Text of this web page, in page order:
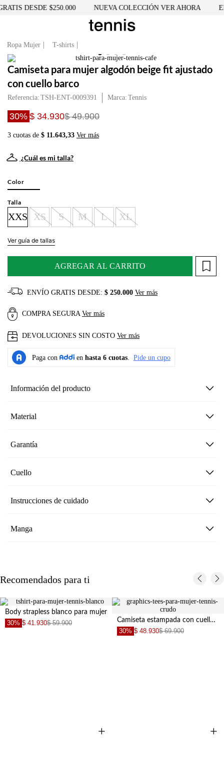
DESDE $250.000 NUEVA COLECCIÓN VER AHORA
Ropa Mujer T-shirts
Camiseta para mujer algodón beige fit ajustado
con cuello barco
Referencia: TSH-ENT-0009391 Tennis
30% $ 34.930$ 49.900
3 cuotas de $ 11.643,33 Ver más
¿Cuál es mi talla?
Color
Talla
XXS XS S M L XL
Ver guía de tallas
AGREGAR AL CARRITO
ENVÍO GRATIS DESDE: $ 250.000 Ver más
COMPRA SEGURA Ver más
DEVOLUCIONES SIN COSTO Ver más
Información del producto
Material
Garantía
Cuello
Instrucciones de cuidado
Manga
Recomendados para ti
+
Body strapless blanco para mujer
30% $ 41.930$ 59.900
+
Camiseta estampada con cuello marcado para mujer
30% $ 48.930$ 69.900